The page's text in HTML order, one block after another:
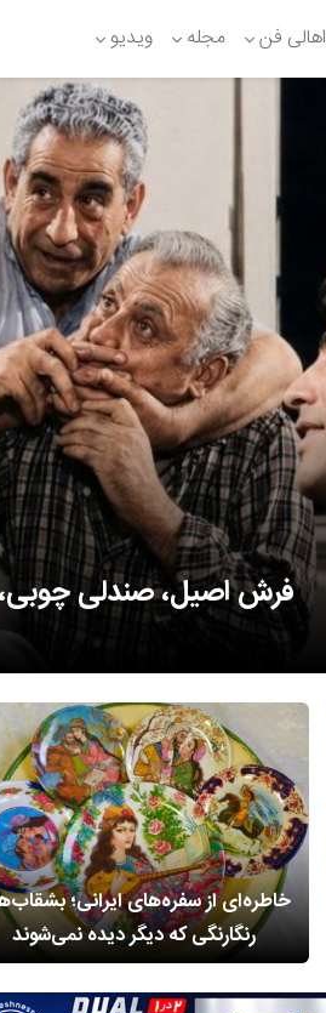
اهالی فن مجله ویدیو
زندگی روی نوارهای
خاطره‌ای از سفره‌های ایرانی؛
رنگارنگی که دیگر دیده نمی‌شوند